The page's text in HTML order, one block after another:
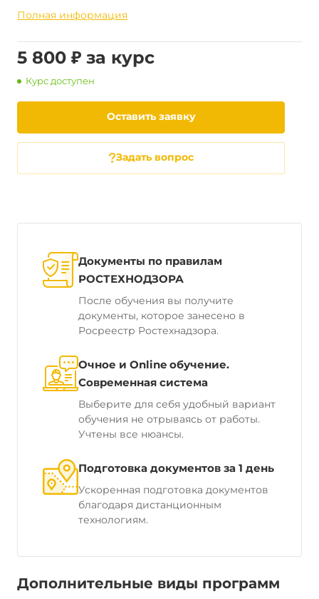
Полная информация
5 800 ₽ за курс
Курс доступен
Оставить заявку
Задать вопрос
Документы по правилам
РОСТЕХНОДЗОРА
После обучения вы получите
документы, которое занесено в
Росреестр Ростехнадзора.
Очное и Online обучение.
Современная система
Выберите для себя удобный вариант
обучения не отрываясь от работы.
Учтены все нюансы.
Подготовка документов за 1 день
Ускоренная подготовка документов
благодаря дистанционным
технологиям.
Дополнительные виды программ